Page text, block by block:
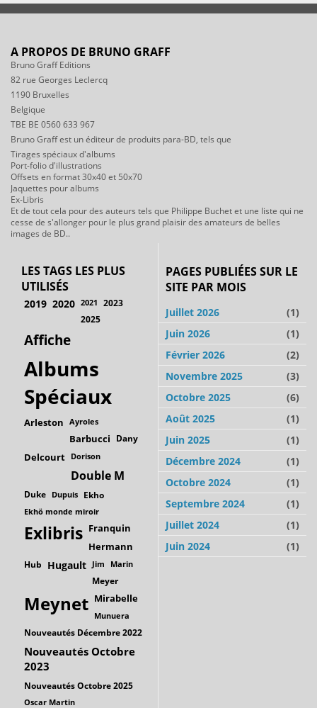
A PROPOS DE BRUNO GRAFF
Bruno Graff Editions
82 rue Georges Leclercq
1190 Bruxelles
Belgique
TBE BE 0560 633 967
Bruno Graff est un éditeur de produits para-BD, tels que
Tirages spéciaux d'albums
Port-folio d'illustrations
Offsets en format 30x40 et 50x70
Jaquettes pour albums
Ex-Libris
Et de tout cela pour des auteurs tels que Philippe Buchet et une liste qui ne
cesse de s'allonger pour le plus grand plaisir des amateurs de belles
images de BD..
LES TAGS LES PLUS
UTILISÉS
2019 2020 2021 2023
2025
Affiche
Albums
Spéciaux
Arleston Ayroles
Barbucci Dany
Delcourt Dorison
Double M
Duke Dupuis Ekho
Ekhö monde miroir
Exlibris Franquin
Hermann
Hub Hugault Jim Marin
Meyer
Meynet Mirabelle
Munuera
Nouveautés Décembre 2022
Nouveautés Octobre
2023
Nouveautés Octobre 2025
Oscar Martin
PAGES PUBLIÉES SUR LE
SITE PAR MOIS
Juillet 2026
(1)
Juin 2026
(1)
Février 2026
(2)
Novembre 2025
(3)
Octobre 2025
(6)
Août 2025
(1)
Juin 2025
(1)
Décembre 2024
(1)
Octobre 2024
(1)
Septembre 2024
(1)
Juillet 2024
(1)
Juin 2024
(1)